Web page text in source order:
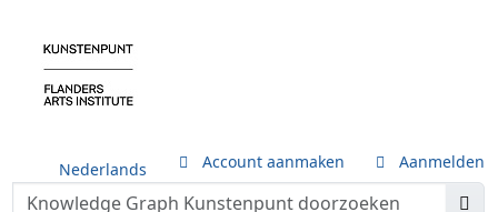
Nederlands Account aanmaken Aanmelden